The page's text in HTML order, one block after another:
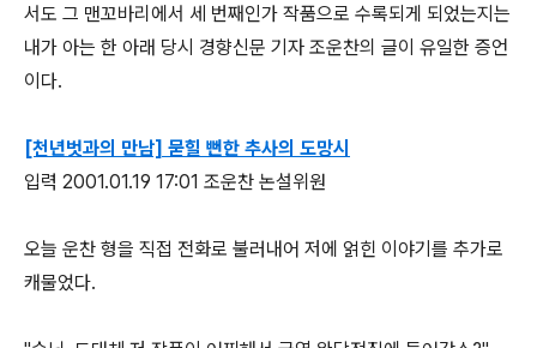
서도 그 맨꼬바리에서 세 번째인가 작품으로 수록되게 되었는지는
내가 아는 한 아래 당시 경향신문 기자 조운찬의 글이 유일한 증언
이다.
[천년벗과의 만남] 묻힐 뻔한 추사의 도망시
입력 2001.01.19 17:01 조운찬 논설위원
오늘 운찬 형을 직접 전화로 불러내어 저에 얽힌 이야기를 추가로
캐물었다.